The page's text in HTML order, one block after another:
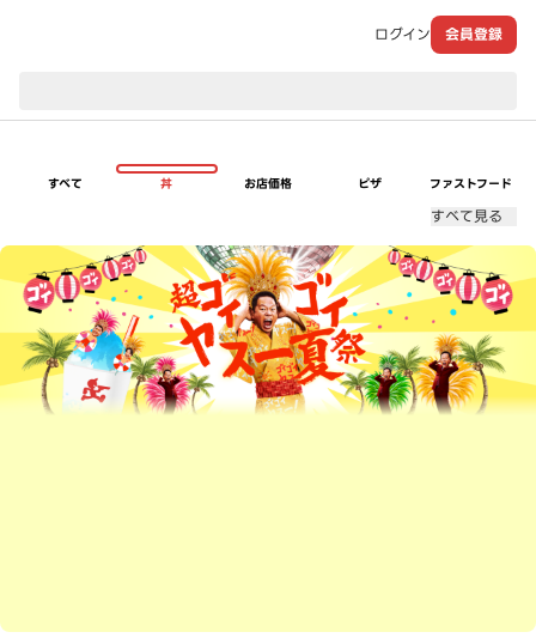
ログイン 会員登録
すべて 丼 お店価格 ピザ ファストフード
すべて見る
超ゴイゴイヤスー夏祭